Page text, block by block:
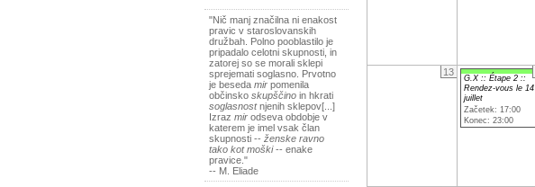
"Nič manj značilna ni enakost
pravic v staroslovanskih
družbah. Polno pooblastilo je
pripadalo celotni skupnosti, in
zatorej so se morali sklepi
sprejemati soglasno. Prvotno
je beseda mir pomenila
občinsko skupščino in hkrati
soglasnostnjenih sklepov[...]
Izraz mir odseva obdobje v
katerem je imel vsak član
skupnosti -- ženske ravno
tako kot moški-- enake
pravice."
-- M. Eliade
13
G.X :: Étape 2 ::
Rendez-vous le 14
juillet
Začetek: 17:00
Konec: 23:00